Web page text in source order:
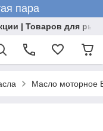
пара
| Товаров для
Масло моторное